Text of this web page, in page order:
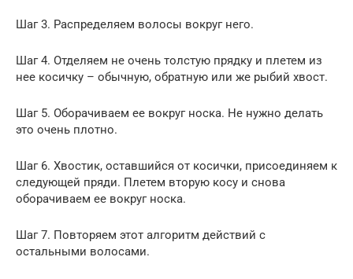
Шаг 3. Распределяем волосы вокруг него.
Шаг 4. Отделяем не очень толстую прядку и плетем из
нее косичку – обычную, обратную или же рыбий хвост.
Шаг 5. Оборачиваем ее вокруг носка. Не нужно делать
это очень плотно.
Шаг 6. Хвостик, оставшийся от косички, присоединяем к
следующей пряди. Плетем вторую косу и снова
оборачиваем ее вокруг носка.
Шаг 7. Повторяем этот алгоритм действий с
остальными волосами.